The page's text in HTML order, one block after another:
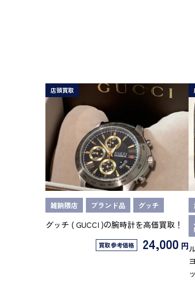
店頭買取
雑餉隈店 ブランド品 グッチ
グッチ ( GUCCI )の腕時計を高価買取！
買取参考価格 24,000 円